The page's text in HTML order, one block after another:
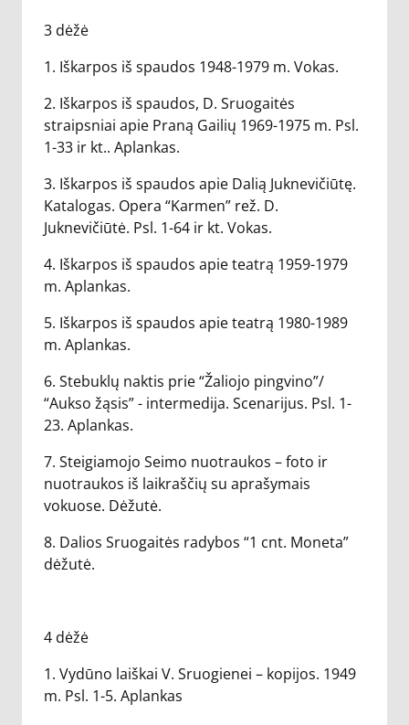
3 dėžė
1. Iškarpos iš spaudos 1948-1979 m. Vokas.
2. Iškarpos iš spaudos, D. Sruogaitės
straipsniai apie Praną Gailių 1969-1975 m. Psl.
1-33 ir kt.. Aplankas.
3. Iškarpos iš spaudos apie Dalią Juknevičiūtę.
Katalogas. Opera “Karmen” rež. D.
Juknevičiūtė. Psl. 1-64 ir kt. Vokas.
4. Iškarpos iš spaudos apie teatrą 1959-1979
m. Aplankas.
5. Iškarpos iš spaudos apie teatrą 1980-1989
m. Aplankas.
6. Stebuklų naktis prie “Žaliojo pingvino”/
“Aukso žąsis” - intermedija. Scenarijus. Psl. 1-
23. Aplankas.
7. Steigiamojo Seimo nuotraukos – foto ir
nuotraukos iš laikraščių su aprašymais
vokuose. Dėžutė.
8. Dalios Sruogaitės radybos “1 cnt. Moneta”
dėžutė.
4 dėžė
1. Vydūno laiškai V. Sruogienei – kopijos. 1949
m. Psl. 1-5. Aplankas